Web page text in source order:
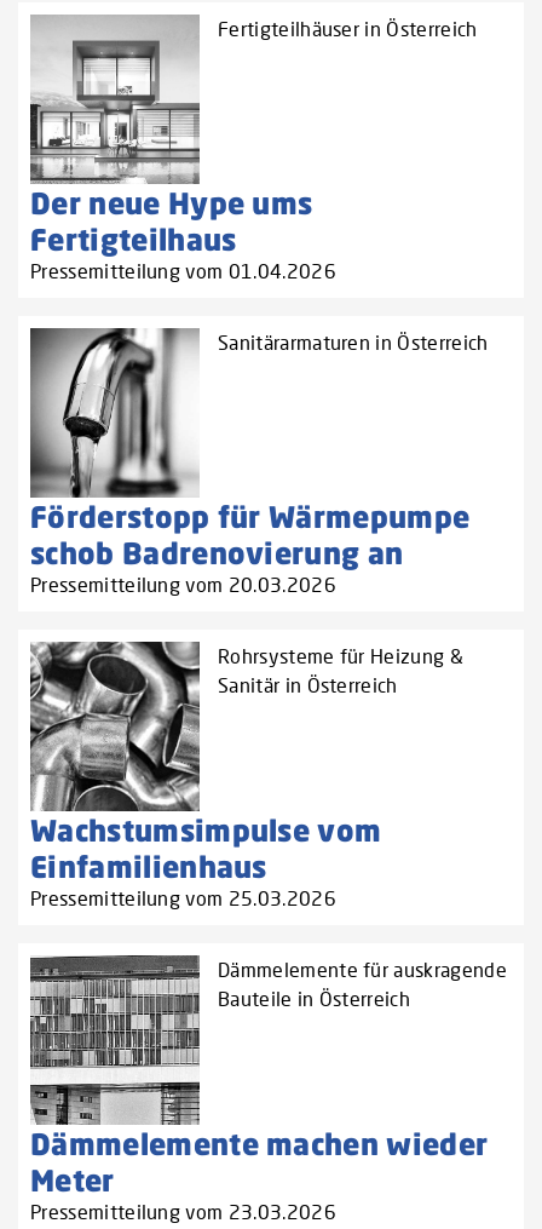
Fertigteilhäuser in Österreich
Der neue Hype ums
Fertigteilhaus
Pressemitteilung vom 01.04.2026
Sanitärarmaturen in Österreich
Förderstopp für Wärmepumpe
schob Badrenovierung an
Pressemitteilung vom 20.03.2026
Rohrsysteme für Heizung &
Sanitär in Österreich
Wachstumsimpulse vom
Einfamilienhaus
Pressemitteilung vom 25.03.2026
Dämmelemente für auskragende
Bauteile in Österreich
Dämmelemente machen wieder
Meter
Pressemitteilung vom 23.03.2026